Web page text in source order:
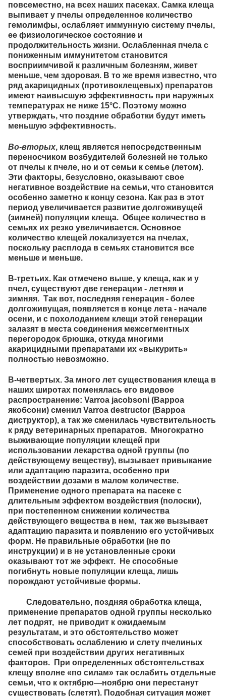
повсеместно, на всех наших пасеках. Самка клеща
выпивает у пчелы определенное количество
гемолимфы, ослабляет иммунную систему пчелы,
ее физиологическое состояние и
продолжительность жизни. Ослабленная пчела с
пониженным иммунитетом становится
восприимчивой к различным болезням, живет
меньше, чем здоровая. В то же время известно, что
ряд акарицидных (противоклещевых) препаратов
имеют наивысшую эффективность при наружных
температурах не ниже 15°С. Поэтому можно
утверждать, что поздние обработки будут иметь
меньшую эффективность.
Во-вторых, клещ является непосредственным
переносчиком возбудителей болезней не только
от пчелы к пчеле, но и от семьи к семье (летом).
Эти факторы, безусловно, оказывают свое
негативное воздействие на семьи, что становится
особенно заметно к концу сезона. Как раз в этот
период увеличивается развитие долгоживущей
(зимней) популяции клеща. Общее количество в
семьях их резко увеличивается. Основное
количество клещей локализуется на пчелах,
поскольку расплода в семьях становится все
меньше и меньше.
В-третьих. Как отмечено выше, у клеща, как и у
пчел, существуют две генерации - летняя и
зимняя. Так вот, последняя генерация - более
долгоживущая, появляется в конце лета - начале
осени, и с похолоданием клещи этой генерации
залазят в места соединения межсегментных
перегородок брюшка, откуда многими
акарицидными препаратами их «выкурить»
полностью невозможно.
В-четвертых. За много лет существования клеща в
наших широтах поменялась его видовое
распространение: Varroa jacobsoni (Варроа
якобсони) сменил Varroa destructor (Варроа
диструктор), а так же сменилась чувствительность
к ряду ветеринарных препаратов. Многократно
выживающие популяции клещей при
использовании лекарства одной группы (по
действующему веществу), вызывает привыкание
или адаптацию паразита, особенно при
воздействии дозами в малом количестве.
Применение одного препарата на пасеке с
длительным эффектом воздействия (полоски),
при постепенном снижении количества
действующего вещества в нем, так же вызывает
адаптацию паразита и появлению его устойчивых
форм. Не правильные обработки (не по
инструкции) и в не установленные сроки
оказывают тот же эффект. Не способные
погибнуть новые популяции клеща, лишь
порождают устойчивые формы.
Следовательно, поздняя обработка клеща,
применение препаратов одной группы несколько
лет подрят, не приводит к ожидаемым
результатам, и это обстоятельство может
способствовать ослаблению и слету пчелиных
семей при воздействии других негативных
факторов. При определенных обстоятельствах
клещу вполне «по силам» так ослабить отдельные
семьи, что к октябрю—ноябрю они перестанут
существовать (слетят). Подобная ситуация может